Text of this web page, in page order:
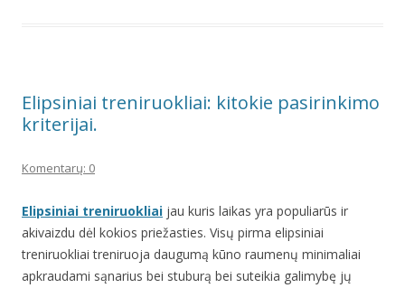
Elipsiniai treniruokliai: kitokie pasirinkimo
kriterijai.
Komentarų: 0
Elipsiniai treniruokliai jau kuris laikas yra populiarūs ir
akivaizdu dėl kokios priežasties. Visų pirma elipsiniai
treniruokliai treniruoja daugumą kūno raumenų minimaliai
apkraudami sąnarius bei stuburą bei suteikia galimybę jų